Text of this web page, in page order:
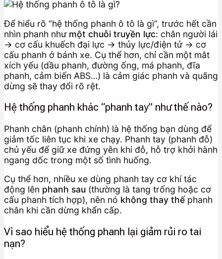
Để hiểu rõ “hệ thống phanh ô tô là gì”, trước hết cần
nhìn phanh như một chuỗi truyền lực: chân người lái
→ cơ cấu khuếch đại lực → thủy lực/điện tử → cơ
cấu phanh ở bánh xe. Cụ thể hơn, chỉ cần một mắt
xích yếu (dầu phanh, đường ống, má phanh, đĩa
phanh, cảm biến ABS…) là cảm giác phanh và quãng
dừng sẽ thay đổi rõ rệt.
Hệ thống phanh khác “phanh tay” như thế nào?
Phanh chân (phanh chính) là hệ thống bạn dùng để
giảm tốc liên tục khi xe chạy. Phanh tay (phanh đỗ)
chủ yếu để giữ xe đứng yên khi đỗ, hỗ trợ khởi hành
ngang dốc trong một số tình huống.
Cụ thể hơn, nhiều xe dùng phanh tay cơ khí tác
động lên phanh sau (thường là tang trống hoặc cơ
cấu phanh tích hợp), nên nó không thay thếphanh
chân khi cần dừng khẩn cấp.
Vì sao hiểu hệ thống phanh lại giảm rủi ro tai
nạn?